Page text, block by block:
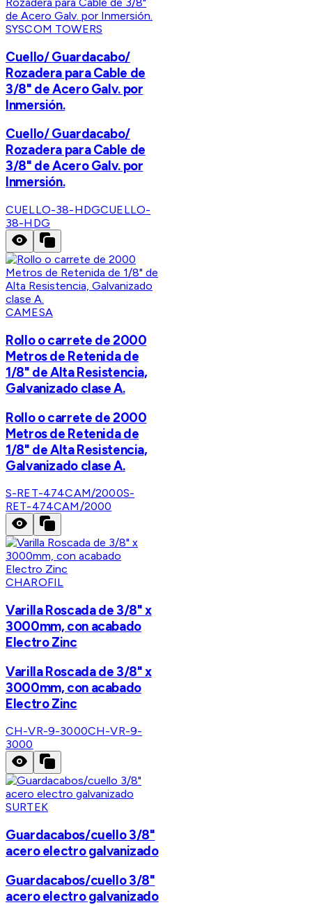
SYSCOM TOWERS
Cuello/ Guardacabo/
Rozadera para Cable de
3/8" de Acero Galv. por
Inmersión.
Cuello/ Guardacabo/
Rozadera para Cable de
3/8" de Acero Galv. por
Inmersión.
CUELLO-38-HDGCUELLO-
38-HDG
CAMESA
Rollo o carrete de 2000
Metros de Retenida de
1/8" de Alta Resistencia,
Galvanizado clase A.
Rollo o carrete de 2000
Metros de Retenida de
1/8" de Alta Resistencia,
Galvanizado clase A.
S-RET-474CAM/2000S-
RET-474CAM/2000
CHAROFIL
Varilla Roscada de 3/8" x
3000mm, con acabado
Electro Zinc
Varilla Roscada de 3/8" x
3000mm, con acabado
Electro Zinc
CH-VR-9-3000CH-VR-9-
3000
SURTEK
Guardacabos/cuello 3/8"
acero electro galvanizado
Guardacabos/cuello 3/8"
acero electro galvanizado